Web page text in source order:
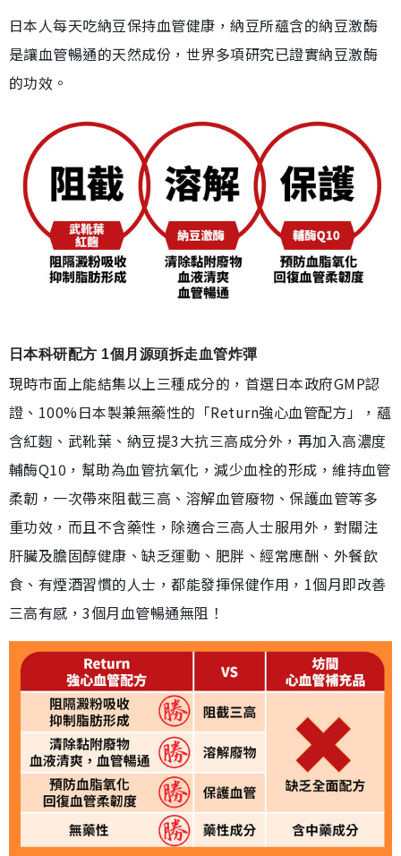
日本人每天吃納豆保持血管健康，納豆所蘊含的納豆激酶
是讓血管暢通的天然成份，世界多項研究已證實納豆激酶
的功效。
日本科研配方 1個月源頭拆走血管炸彈
現時市面上能結集以上三種成分的，首選日本政府GMP認
證、100%日本製兼無藥性的「Return強心血管配方」，蘊
含紅麴、武靴葉、納豆提3大抗三高成分外，再加入高濃度
輔酶Q10，幫助為血管抗氧化，減少血栓的形成，維持血管
柔韌，一次帶來阻截三高、溶解血管廢物、保護血管等多
重功效，而且不含藥性，除適合三高人士服用外，對關注
肝臟及膽固醇健康、缺乏運動、肥胖、經常應酬、外餐飲
食、有煙酒習慣的人士，都能發揮保健作用，1個月即改善
三高有感，3個月血管暢通無阻！